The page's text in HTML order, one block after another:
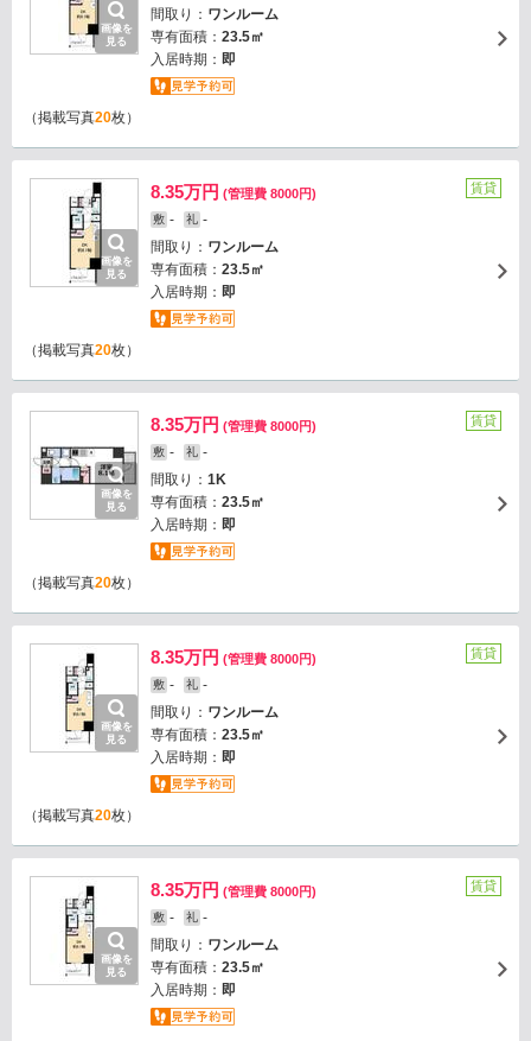
画像を
見る
間取り： ワンルーム
専有面積： 23.5㎡
入居時期： 即
（掲載写真20枚）
画像を
見る
8.35万円 (管理費 8000円)
敷 - 礼 -
間取り： ワンルーム
専有面積： 23.5㎡
入居時期： 即
賃貸
（掲載写真20枚）
画像を
見る
8.35万円 (管理費 8000円)
敷 - 礼 -
間取り： 1K
専有面積： 23.5㎡
入居時期： 即
賃貸
（掲載写真20枚）
画像を
見る
8.35万円 (管理費 8000円)
敷 - 礼 -
間取り： ワンルーム
専有面積： 23.5㎡
入居時期： 即
賃貸
（掲載写真20枚）
画像を
見る
8.35万円 (管理費 8000円)
敷 - 礼 -
間取り： ワンルーム
専有面積： 23.5㎡
入居時期： 即
賃貸